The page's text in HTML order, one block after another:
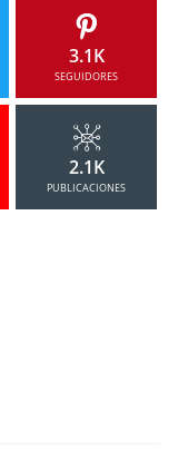
3.1K
SEGUIDORES
2.1K
PUBLICACIONES